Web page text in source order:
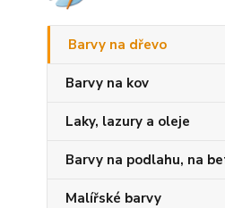
Barvy na dřevo
Barvy na kov
Laky, lazury a oleje
Barvy na podlahu, na
Malířské barvy